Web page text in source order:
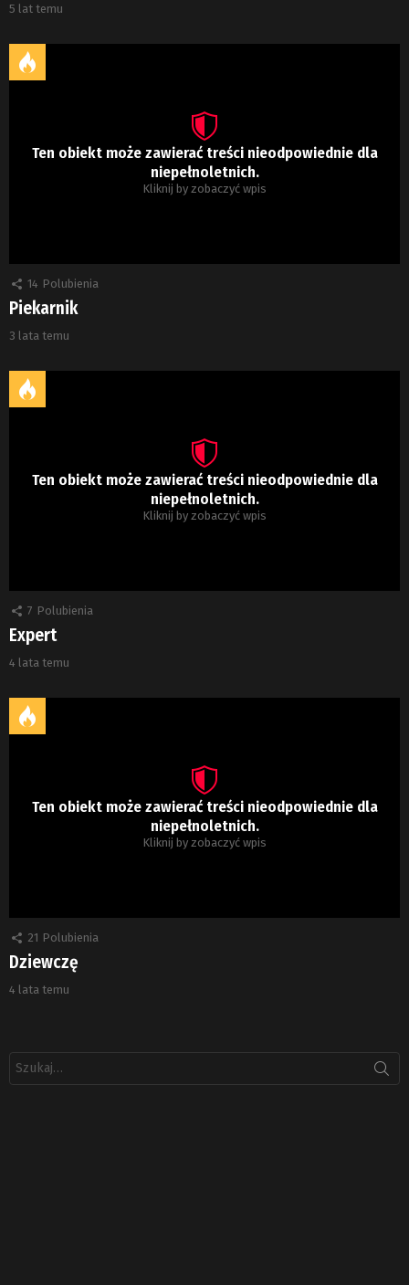
5 lat temu
Ten obiekt może zawierać treści nieodpowiednie dla
niepełnoletnich.
Kliknij by zobaczyć wpis
14 Polubienia
Piekarnik
3 lata temu
Ten obiekt może zawierać treści nieodpowiednie dla
niepełnoletnich.
Kliknij by zobaczyć wpis
7 Polubienia
Expert
4 lata temu
Ten obiekt może zawierać treści nieodpowiednie dla
niepełnoletnich.
Kliknij by zobaczyć wpis
21 Polubienia
Dziewczę
4 lata temu